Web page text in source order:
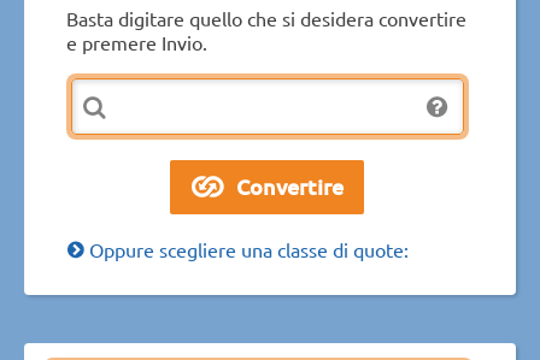
Basta digitare quello che si desidera convertire
e premere Invio.
Oppure scegliere una classe di quote: